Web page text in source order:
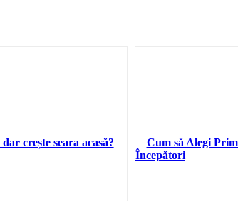
crește seara acasă?
Cum să Alegi
Începători